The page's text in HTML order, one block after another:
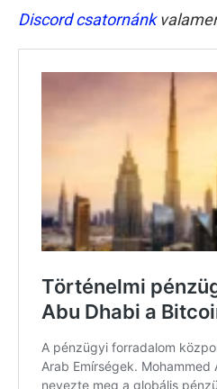
Discord csatornánk